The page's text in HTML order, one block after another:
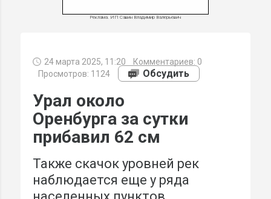
Реклама. ИП Савин Владимир Валерьевич
24 марта 2025, 11:20 Комментариев: 0
Просмотров: 1124
Обсудить
Урал около
Оренбурга за сутки
прибавил 62 см
Также скачок уровней рек
наблюдается еще у ряда